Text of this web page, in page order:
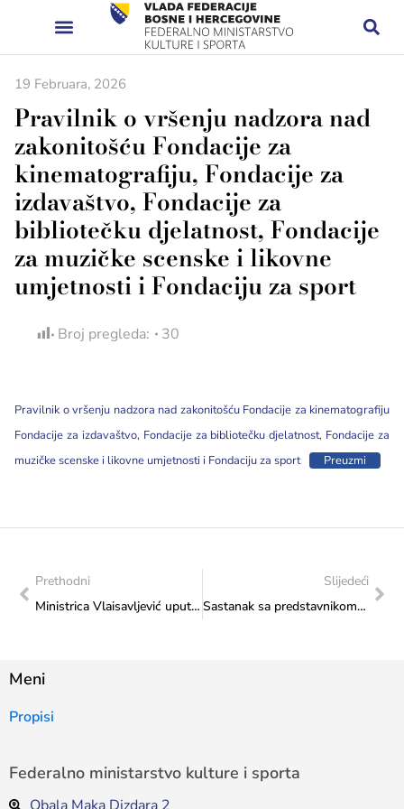
19 Februara, 2026
Pravilnik o vršenju nadzora nad
zakonitošću Fondacije za
kinematografiju, Fondacije za
izdavaštvo, Fondacije za
bibliotečku djelatnost, Fondacije
za muzičke scenske i likovne
umjetnosti i Fondaciju za sport
Broj pregleda: 30
Pravilnik o vršenju nadzora nad zakonitošću Fondacije za kinematografiju
Fondacije za izdavaštvo, Fondacije za bibliotečku djelatnost, Fondacije za
muzičke scenske i likovne umjetnosti i Fondaciju za sport
Preuzmi
Prethodni
Ministrica Vlaisavljević uputila čestitku Matici hrvatskoj Vitez
Slijedeći
Sastanak sa predstavnikom Sarajevo Fashion Film Festivala
Meni
Propisi
Federalno ministarstvo kulture i sporta